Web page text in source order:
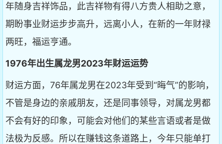
年随身吉祥饰品，此吉祥物有得八方贵人相助之意，
期盼事业财运步步高升，远离小人，在新的一年财禄
两旺，福运亨通。
1976年出生属龙男2023年财运运势
财运方面，76年属龙男在2023年受到“晦气”的影响，
不管是身边的亲戚朋友，还是同事领导，对属龙男都
不会有好的印象，可能会对他们的某些言语或者是做
法极为反感。所以在赚钱这条道路上，今年只能单打